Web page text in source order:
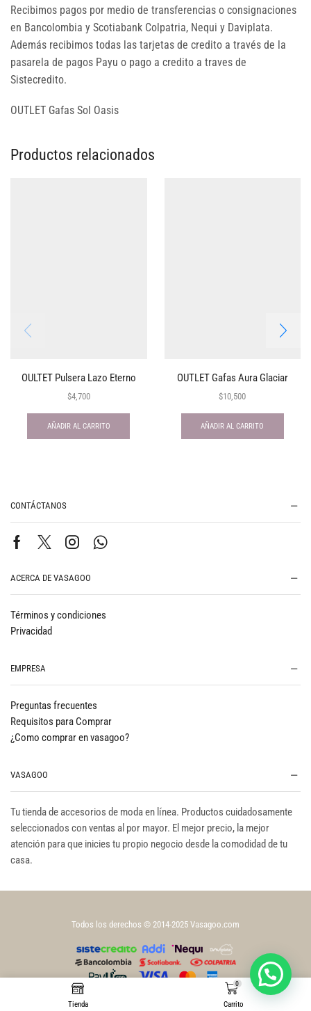
Recibimos pagos por medio de transferencias o consignaciones
en Bancolombia y Scotiabank Colpatria, Nequi y Daviplata.
Además recibimos todas las tarjetas de credito a través de la
pasarela de pagos Payu o pago a credito a traves de
Sistecredito.
OUTLET Gafas Sol Oasis
Productos relacionados
OULTET Pulsera Lazo Eterno
$4,700
AÑADIR AL CARRITO
OUTLET Gafas Aura Glaciar
$10,500
AÑADIR AL CARRITO
CONTÁCTANOS
ACERCA DE VASAGOO
Términos y condiciones
Privacidad
EMPRESA
Preguntas frecuentes
Requisitos para Comprar
¿Como comprar en vasagoo?
VASAGOO
Tu tienda de accesorios de moda en línea. Productos cuidadosamente
seleccionados con ventas al por mayor. El mejor precio, la mejor
atención para que inicies tu propio negocio desde la comodidad de tu
casa.
Todos los derechos © 2014-2025 Vasagoo.com
Tienda
0
Carrito